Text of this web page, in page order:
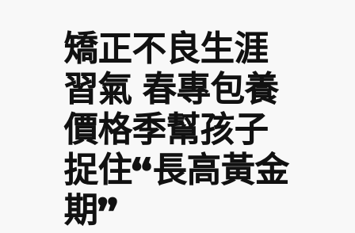
矯正不良生涯
習氣 春專包養
價格季幫孩子
捉住“長高黃金
期”